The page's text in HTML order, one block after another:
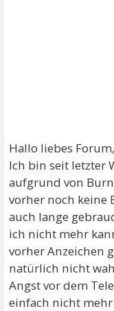
Hallo liebes Forum,
Ich bin seit letzter
aufgrund von
vorher noch keine
auch lange
ich nicht mehr
vorher Anzeichen
natürlich nicht
Angst vor dem
einfach nicht mehr